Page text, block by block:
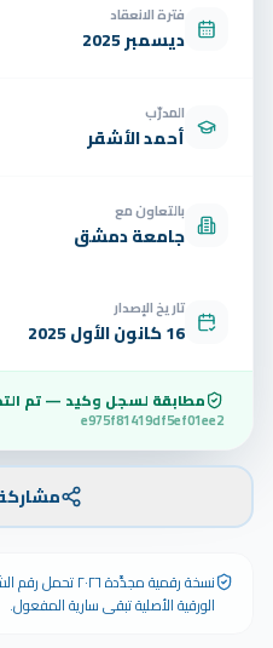
فترة الانعقاد
ديسمبر 2025
المدرّب
أحمد الأشقر
بالتعاون مع
جامعة دمشق
تاريخ الإصدار
16 كانون الأول 2025
مطابقة لسجل وكيد — تم
e975f81419df5ef01ee2
نسخة رقمية
الورقية الأصلية تبقى سارية المفعول.